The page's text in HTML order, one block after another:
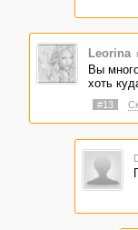
Leorina
Вы
хоть
#13